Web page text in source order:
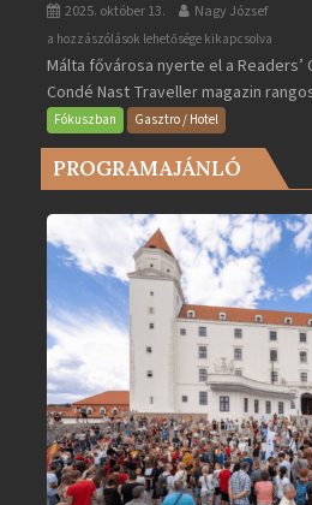
2025. október 13. Nagy József
Valletta
lett
Európa
legjobb
városa
2025-
bejegyzéshez
a hozzászólások lehetősége kikapcsolva
Málta fővárosa nyerte el a Readers’
Condé Nast Traveller magazin
Fókuszban Gasztro / Hotel
PROGRAMAJÁNLÓ